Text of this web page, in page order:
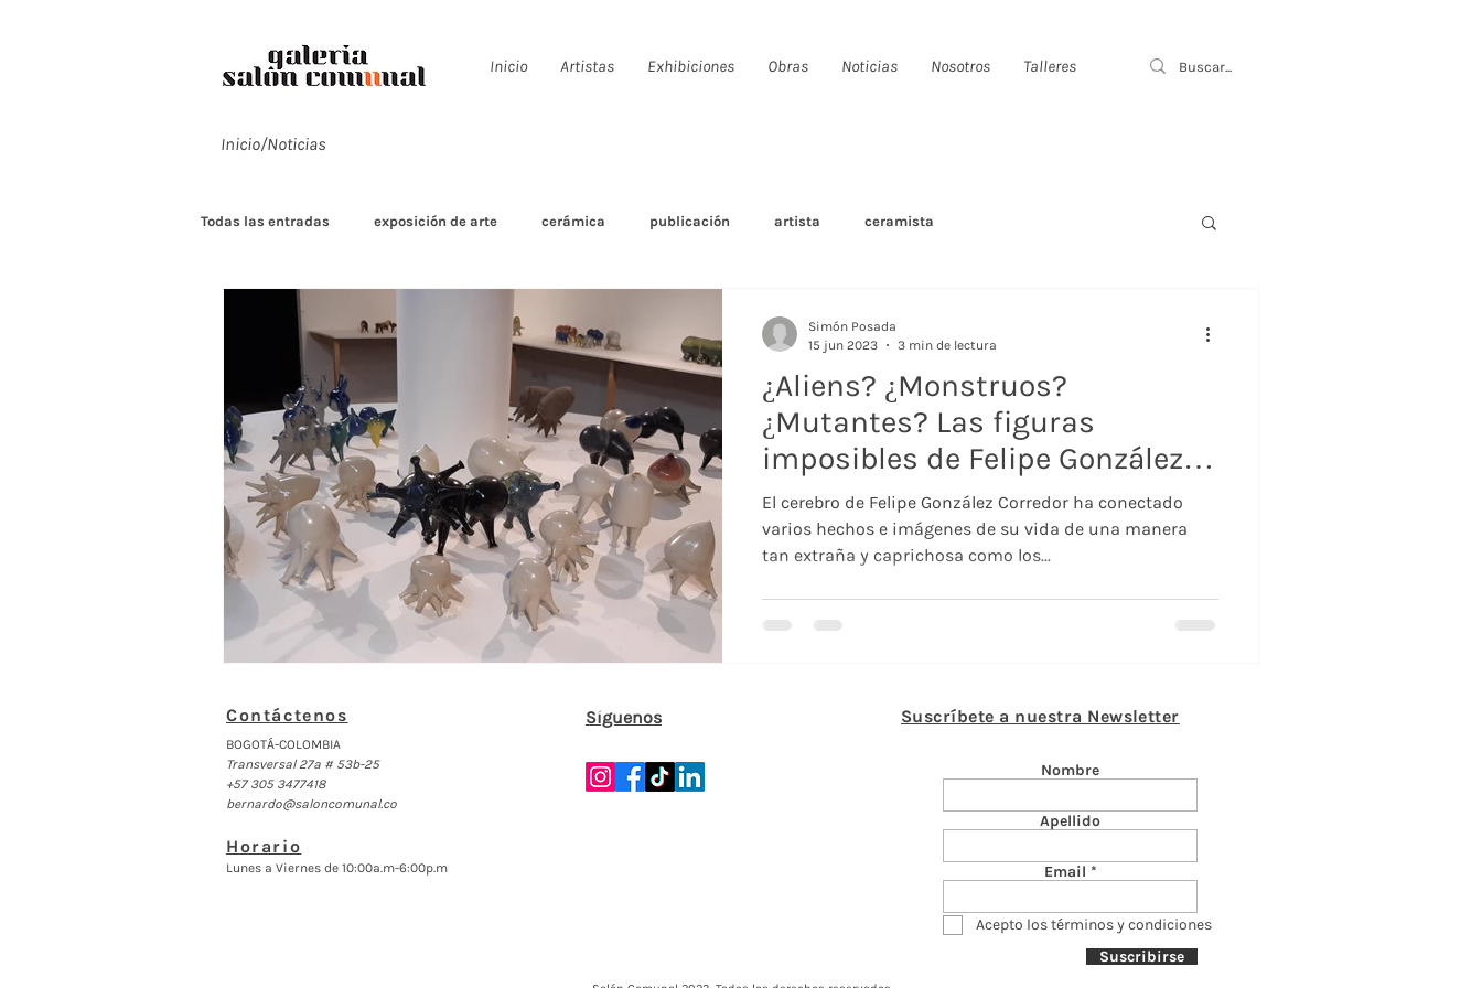
Inicio Artistas Exhibiciones Obras Noticias Nosotros Talleres
Inicio/Noticias
Todas las entradas exposición de arte cerámica publicación artista ceramista
¿Aliens? ¿Monstruos?
¿Mutantes? Las figuras
imposibles de Felipe González
Corredor
El cerebro de Felipe González Corredor ha conectado
varios hechos e imágenes de su vida de una manera
tan extraña y caprichosa como los...
Simón Posada
15 jun 2023
3 min de lectura
Contáctenos
BOGOTÁ-COLOMBIA
Transversal 27a # 53b-25
+57 305 3477418
bernardo@saloncomunal.co
Horario
Lunes a Viernes de 10:00a.m-6:00p.m
Suscríbete a nuestra Newsletter
Nombre
Apellido
Email
Acepto los términos y condiciones
Suscribirse
Síguenos